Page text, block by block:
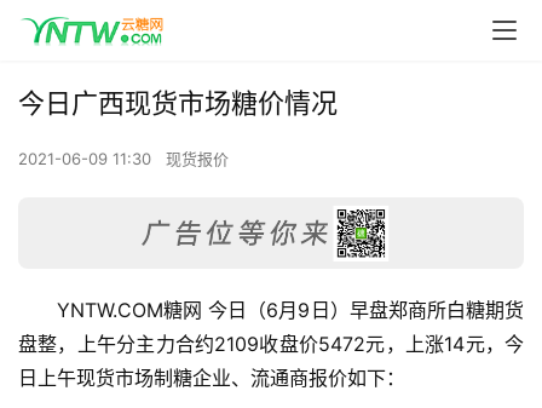
今日广西现货市场糖价情况
2021-06-09 11:30 现货报价
YNTW.COM糖网 今日（6月9日）早盘郑商所白糖期货
盘整，上午分主力合约2109收盘价5472元，上涨14元，今
日上午现货市场制糖企业、流通商报价如下：